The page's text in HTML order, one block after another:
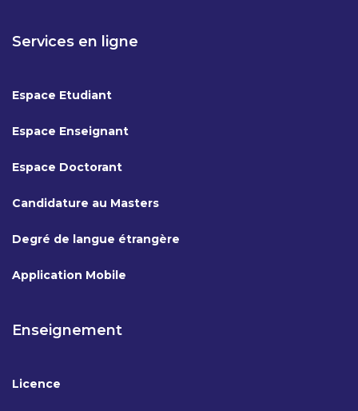
Services en ligne
Espace Etudiant
Espace Enseignant
Espace Doctorant
Candidature au Masters
Degré de langue étrangère
Application Mobile
Enseignement
Licence